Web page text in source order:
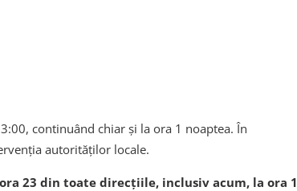
continuând chiar și la ora 1 noaptea. În
autorităților locale.
23 din toate direcțiile, inclusiv acum, la ora 1